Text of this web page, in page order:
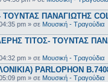
ΠΑΝΑΓΙΩΤΗΣ
pm » σε Μουσική - Τραγούδια
ΤΙΤΟΣ- ΤΟΥΝΤΑΣ
pm » σε Μουσική - Τραγούδια
PARLOPHON
pm » σε Μουσική - Τραγούδια